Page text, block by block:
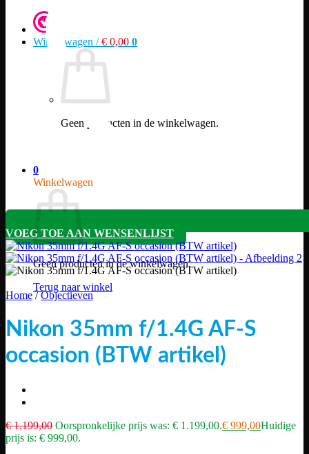
Winkelwagen /€ 0,00 0
Geen producten in de winkelwagen.
0
Winkelwagen
Geen producten in de winkelwagen.
Terug naar winkel
VOEG TOE AAN WENSENLIJST
Home / Objectieven
Nikon 35mm f/1.4G AF-S
occasion (BTW artikel)
€1.199,00 Oorspronkelijke prijs was: € 1.199,00.€ 999,00Huidige
prijs is: € 999,00.